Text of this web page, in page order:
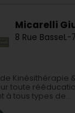
Micarelli
8 Rue BasseL-
Kinésithérapie
toute
à tous types de...